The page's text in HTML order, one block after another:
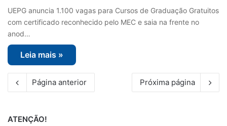
UEPG anuncia 1.100 vagas para Cursos de Graduação Gratuitos
com certificado reconhecido pelo MEC e saia na frente no
anod…
Leia mais »
Página anterior Próxima página
ATENÇÃO!